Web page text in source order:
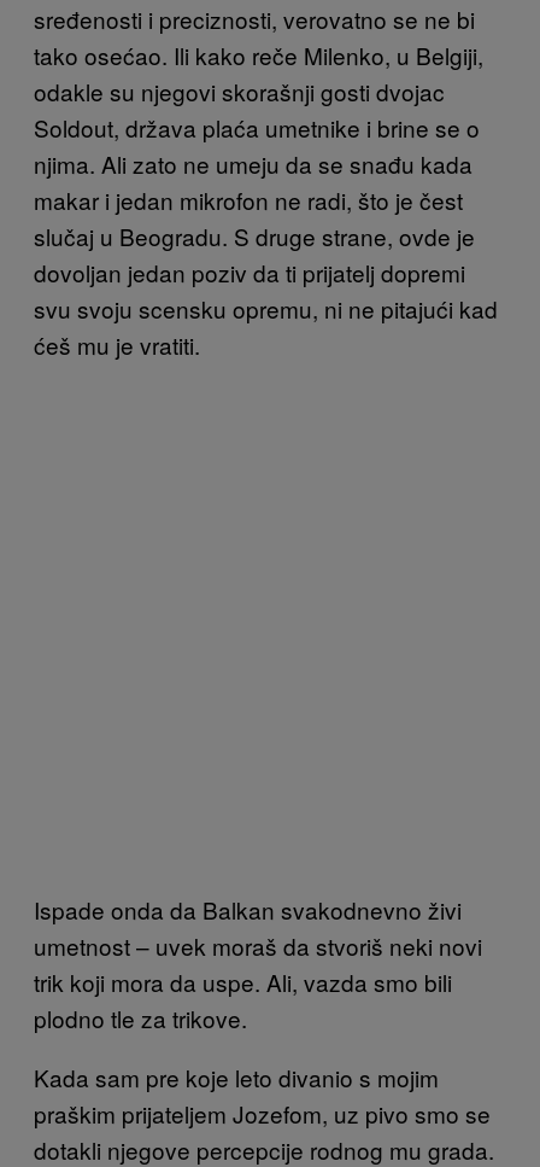
sređenosti i preciznosti, verovatno se ne bi
tako osećao. Ili kako reče Milenko, u Belgiji,
odakle su njegovi skorašnji gosti dvojac
Soldout, država plaća umetnike i brine se o
njima. Ali zato ne umeju da se snađu kada
makar i jedan mikrofon ne radi, što je čest
slučaj u Beogradu. S druge strane, ovde je
dovoljan jedan poziv da ti prijatelj dopremi
svu svoju scensku opremu, ni ne pitajući kad
ćeš mu je vratiti.
Ispade onda da Balkan svakodnevno živi
umetnost – uvek moraš da stvoriš neki novi
trik koji mora da uspe. Ali, vazda smo bili
plodno tle za trikove.
Kada sam pre koje leto divanio s mojim
praškim prijateljem Jozefom, uz pivo smo se
dotakli njegove percepcije rodnog mu grada.